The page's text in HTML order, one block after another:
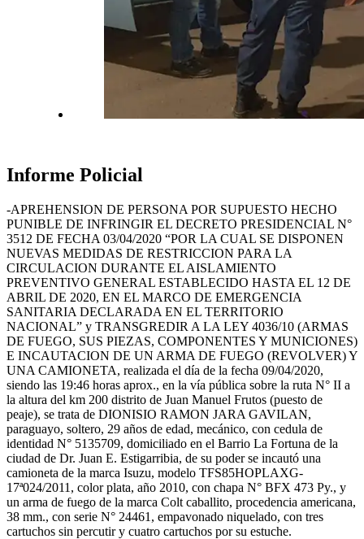
Informe Policial
-APREHENSION DE PERSONA POR SUPUESTO HECHO
PUNIBLE DE INFRINGIR EL DECRETO PRESIDENCIAL N°
3512 DE FECHA 03/04/2020 “POR LA CUAL SE DISPONEN
NUEVAS MEDIDAS DE RESTRICCION PARA LA
CIRCULACION DURANTE EL AISLAMIENTO
PREVENTIVO GENERAL ESTABLECIDO HASTA EL 12 DE
ABRIL DE 2020, EN EL MARCO DE EMERGENCIA
SANITARIA DECLARADA EN EL TERRITORIO
NACIONAL” y TRANSGREDIR A LA LEY 4036/10 (ARMAS
DE FUEGO, SUS PIEZAS, COMPONENTES Y MUNICIONES)
E INCAUTACION DE UN ARMA DE FUEGO (REVOLVER) Y
UNA CAMIONETA, realizada el día de la fecha 09/04/2020,
siendo las 19:46 horas aprox., en la vía pública sobre la ruta N° II a
la altura del km 200 distrito de Juan Manuel Frutos (puesto de
peaje), se trata de DIONISIO RAMON JARA GAVILAN,
paraguayo, soltero, 29 años de edad, mecánico, con cedula de
identidad N° 5135709, domiciliado en el Barrio La Fortuna de la
ciudad de Dr. Juan E. Estigarribia, de su poder se incautó una
camioneta de la marca Isuzu, modelo TFS85HOPLAXG-
17ª024/2011, color plata, año 2010, con chapa N° BFX 473 Py., y
un arma de fuego de la marca Colt caballito, procedencia americana,
38 mm., con serie N° 24461, empavonado niquelado, con tres
cartuchos sin percutir y cuatro cartuchos por su estuche.